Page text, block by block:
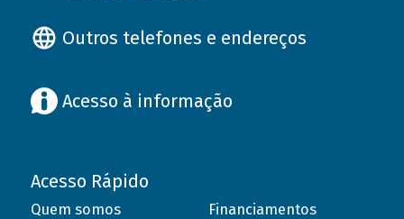
Outros telefones e endereços
Acesso à informação
Acesso Rápido
Quem somos
Financiamentos